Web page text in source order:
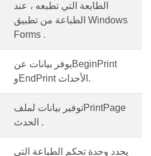
الطابعة التي تطبعه ، عند
الطباعة من تطبيق Windows
Forms .
يوفر بيانات عنBeginPrint
وEndPrint الأحداث.
توفير بيانات لملفPrintPage
الحدث .
يحدد وحدة تحكم الطباعة التي